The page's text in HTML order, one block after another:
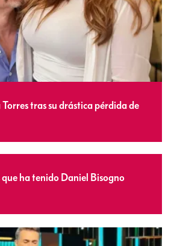
tras su drástica pérdida de
que ha tenido Daniel Bisogno